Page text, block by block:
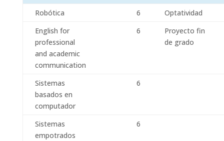
Robótica
6
Optatividad
English for
professional
and academic
communication
6
Proyecto fin
de grado
Sistemas
basados en
computador
6
Sistemas
empotrados
6